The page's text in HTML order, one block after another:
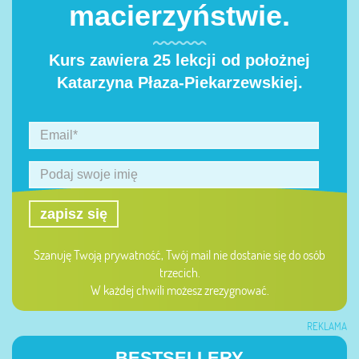
macierzyństwie.
Kurs zawiera 25 lekcji od położnej
Katarzyna Płaza-Piekarzewskiej.
zapisz się
Szanuję Twoją prywatność, Twój mail nie dostanie się do osób
trzecich.
W każdej chwili możesz zrezygnować.
REKLAMA